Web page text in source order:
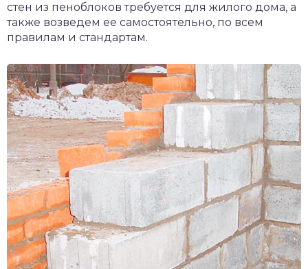
стен из пеноблоков требуется для жилого дома, а
также возведем ее самостоятельно, по всем
правилам и стандартам.